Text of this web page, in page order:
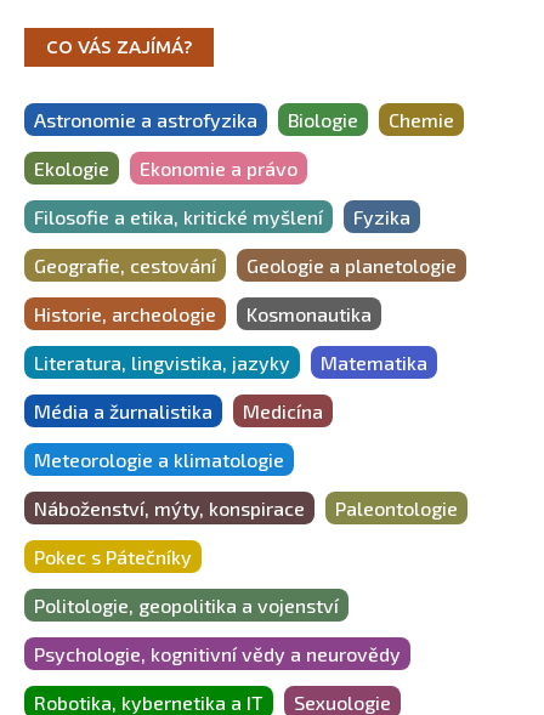
CO VÁS ZAJÍMÁ?
Astronomie a astrofyzika Biologie Chemie
Ekologie Ekonomie a právo
Filosofie a etika, kritické myšlení Fyzika
Geografie, cestování Geologie a planetologie
Historie, archeologie Kosmonautika
Literatura, lingvistika, jazyky Matematika
Média a žurnalistika Medicína
Meteorologie a klimatologie
Náboženství, mýty, konspirace Paleontologie
Pokec s Pátečníky
Politologie, geopolitika a vojenství
Psychologie, kognitivní vědy a neurovědy
Robotika, kybernetika a IT Sexuologie